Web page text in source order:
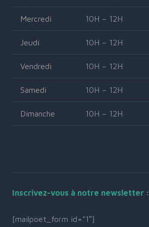
Mercredi 10H – 12H
Jeudi 10H – 12H
Vendredi 10H – 12H
Samedi 10H – 12H
Dimanche 10H – 12H
Inscrivez-vous à notre newsletter :
[mailpoet_form id=”1″]